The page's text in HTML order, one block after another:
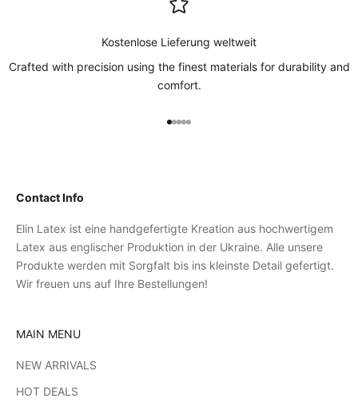
Kostenlose Lieferung weltweit
Crafted with precision using the finest materials for durability and
comfort.
Gehe zu Element 1
Gehe zu Element 2
Gehe zu Element 3
Gehe zu Element 4
Gehe zu Element 5
Contact Info
Elin Latex ist eine handgefertigte Kreation aus hochwertigem
Latex aus englischer Produktion in der Ukraine. Alle unsere
Produkte werden mit Sorgfalt bis ins kleinste Detail gefertigt.
Wir freuen uns auf Ihre Bestellungen!
MAIN MENU
NEW ARRIVALS
HOT DEALS